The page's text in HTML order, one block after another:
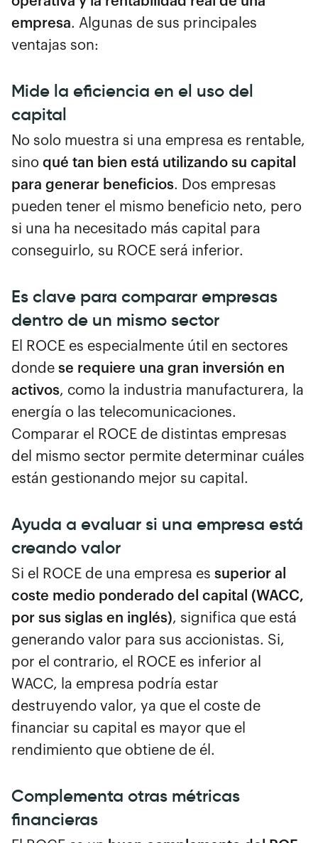
empresa. Algunas de sus principales
ventajas son:
Mide la eficiencia en el uso del
capital
No solo muestra si una empresa es rentable,
sino qué tan bien está utilizando su capital
para generar beneficios. Dos empresas
pueden tener el mismo beneficio neto, pero
si una ha necesitado más capital para
conseguirlo, su ROCE será inferior.
Es clave para comparar empresas
dentro de un mismo sector
El ROCE es especialmente útil en sectores
donde se requiere una gran inversión en
activos, como la industria manufacturera, la
energía o las telecomunicaciones.
Comparar el ROCE de distintas empresas
del mismo sector permite determinar cuáles
están gestionando mejor su capital.
Ayuda a evaluar si una empresa está
creando valor
Si el ROCE de una empresa es superior al
coste medio ponderado del capital (WACC,
por sus siglas en inglés), significa que está
generando valor para sus accionistas. Si,
por el contrario, el ROCE es inferior al
WACC, la empresa podría estar
destruyendo valor, ya que el coste de
financiar su capital es mayor que el
rendimiento que obtiene de él.
Complementa otras métricas
financieras